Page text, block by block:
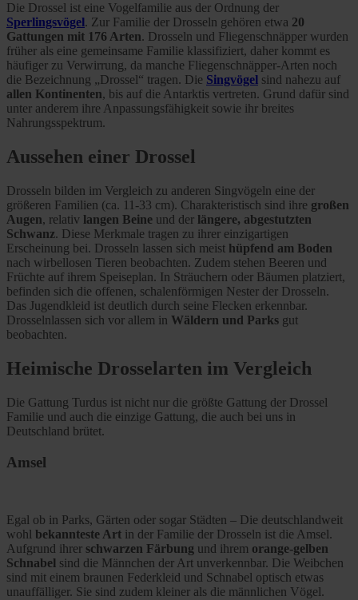
Die Drossel ist eine Vogelfamilie aus der Ordnung der
Sperlingsvögel. Zur Familie der Drosseln gehören etwa 20
Gattungen mit 176 Arten. Drosseln und Fliegenschnäpper wurden
früher als eine gemeinsame Familie klassifiziert, daher kommt es
häufiger zu Verwirrung, da manche Fliegenschnäpper-Arten noch
die Bezeichnung „Drossel“ tragen. Die Singvögel sind nahezu auf
allen Kontinenten, bis auf die Antarktis vertreten. Grund dafür sind
unter anderem ihre Anpassungsfähigkeit sowie ihr breites
Nahrungsspektrum.
Aussehen einer Drossel
Drosseln bilden im Vergleich zu anderen Singvögeln eine der
größeren Familien (ca. 11-33 cm). Charakteristisch sind ihre großen
Augen, relativ langen Beine und der längere, abgestutzten
Schwanz. Diese Merkmale tragen zu ihrer einzigartigen
Erscheinung bei. Drosseln lassen sich meist hüpfend am Boden
nach wirbellosen Tieren beobachten. Zudem stehen Beeren und
Früchte auf ihrem Speiseplan. In Sträuchern oder Bäumen platziert,
befinden sich die offenen, schalenförmigen Nester der Drosseln.
Das Jugendkleid ist deutlich durch seine Flecken erkennbar.
Drosselnlassen sich vor allem in Wäldern und Parks gut
beobachten.
Heimische Drosselarten im Vergleich
Die Gattung Turdus ist nicht nur die größte Gattung der Drossel
Familie und auch die einzige Gattung, die auch bei uns in
Deutschland brütet.
Amsel
Egal ob in Parks, Gärten oder sogar Städten – Die deutschlandweit
wohl bekannteste Art in der Familie der Drosseln ist die Amsel.
Aufgrund ihrer schwarzen Färbung und ihrem orange-gelben
Schnabel sind die Männchen der Art unverkennbar. Die Weibchen
sind mit einem braunen Federkleid und Schnabel optisch etwas
unauffälliger. Sie sind zudem kleiner als die männlichen Vögel.